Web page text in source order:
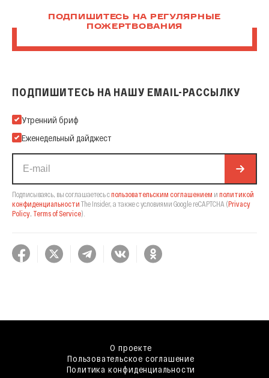
ПОДПИШИТЕСЬ НА РЕГУЛЯРНЫЕ
ПОЖЕРТВОВАНИЯ
ПОДПИШИТЕСЬ НА НАШУ EMAIL-РАССЫЛКУ
Подпишитесь на нашу Email-рассылку
Утренний бриф
Еженедельный дайджест
Подписываясь, вы соглашаетесь спользовательским соглашением и политикой
конфиденциальности The Insider, а также с условиями Google reCAPTCHA (Privacy
Policy Terms of Service).
О проекте
Пользовательское соглашение
Политика конфиденциальности